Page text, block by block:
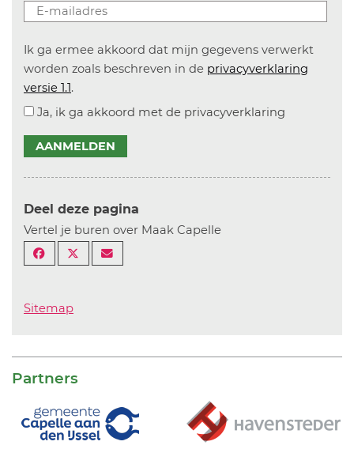
Ik ga ermee akkoord dat mijn gegevens verwerkt
worden zoals beschreven in de privacyverklaring
versie 1.1.
Ja, ik ga akkoord met de privacyverklaring
AANMELDEN
Deel deze pagina
Vertel je buren over Maak Capelle
Sitemap
Partners